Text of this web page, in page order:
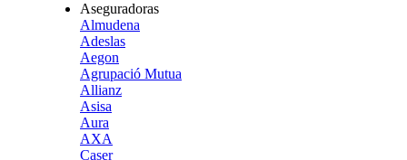
Aseguradoras
Almudena
Adeslas
Aegon
Agrupació Mutua
Allianz
Asisa
Aura
AXA
Caser